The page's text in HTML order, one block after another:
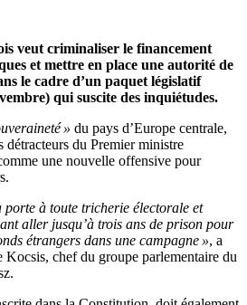
veut criminaliser le financement
et mettre en place une autorité de
le cadre d’un paquet législatif
qui suscite des inquiétudes.
» du pays d’Europe centrale,
détracteurs du Premier ministre
une nouvelle offensive pour
porte à toute tricherie électorale et
aller jusqu’à trois ans de prison pour
étrangers dans une campagne », a
Kocsis, chef du groupe parlementaire du